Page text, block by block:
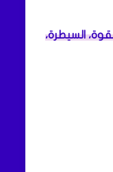
السيطرة،